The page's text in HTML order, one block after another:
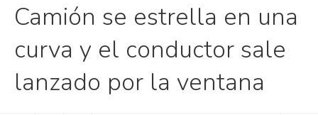
Camión se estrella en una
curva y el conductor sale
lanzado por la ventana